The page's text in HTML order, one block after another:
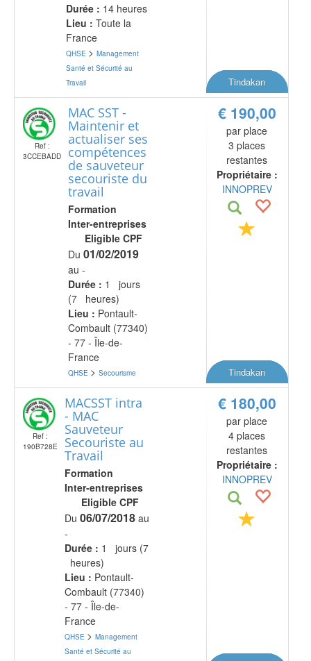
Durée : 14 heures
Lieu : Toute la
France
QHSE > Management
Santé et Sécurité au
Travail
Tindakan
Ref :
3CCEBADD
MAC SST -
Maintenir et
actualiser ses
compétences
de sauveteur
secouriste du
travail
Formation
Inter-entreprises
Eligible CPF
Du 01/02/2019
au -
Durée : 1 jours
(7 heures)
Lieu : Pontault-
Combault (77340)
- 77 - Île-de-
France
QHSE > Secourisme
€ 190,00
par place
3 places
restantes
Propriétaire :
INNOPREV
Tindakan
Ref :
190B728E
MACSST intra
- MAC
Sauveteur
Secouriste au
Travail
Formation
Inter-entreprises
Eligible CPF
Du 06/07/2018 au
-
Durée : 1 jours (7
heures)
Lieu : Pontault-
Combault (77340)
- 77 - Île-de-
France
QHSE > Management
Santé et Sécurité au
€ 180,00
par place
4 places
restantes
Propriétaire :
INNOPREV